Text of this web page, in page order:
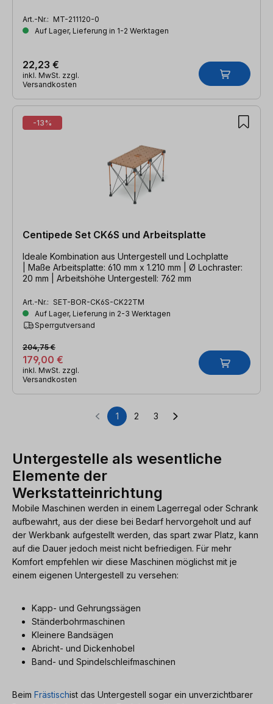
Art.-Nr.: MT-211120-0
Auf Lager, Lieferung in 1-2 Werktagen
22,23 €
inkl. MwSt. zzgl.
Versandkosten
-13%
Centipede Set CK6S und Arbeitsplatte
Ideale Kombination aus Untergestell und Lochplatte
| Maße Arbeitsplatte: 610 mm x 1.210 mm | Ø Lochraster:
20 mm | Arbeitshöhe Untergestell: 762 mm
Art.-Nr.: SET-BOR-CK6S-CK22TM
Auf Lager, Lieferung in 2-3 Werktagen
Sperrgutversand
179,00 €
204,75 €
inkl. MwSt. zzgl.
Versandkosten
Seite
1 Seite
2 Seite
3
Untergestelle als wesentliche
Elemente der
Werkstatteinrichtung
Mobile Maschinen werden in einem Lagerregal oder Schrank
aufbewahrt, aus der diese bei Bedarf hervorgeholt und auf
der Werkbank aufgestellt werden, das spart zwar Platz, kann
auf die Dauer jedoch meist nicht befriedigen. Für mehr
Komfort empfehlen wir diese Maschinen möglichst mit je
einem eigenen Untergestell zu versehen:
Kapp- und Gehrungssägen
Ständerbohrmaschinen
Kleinere Bandsägen
Abricht- und Dickenhobel
Band- und Spindelschleifmaschinen
Beim Frästischist das Untergestell sogar ein unverzichtbarer